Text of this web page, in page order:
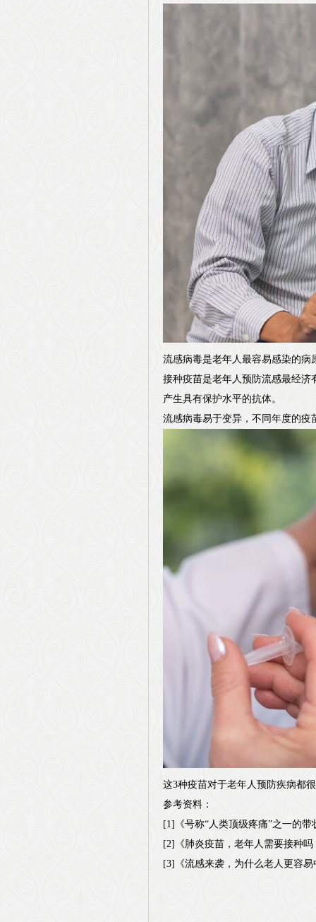
流感病毒是老年人最容易感染的病
接种疫苗是老年人预防流感最经济
产生具有保护水平的抗体。
流感病毒易于变异，不同年度的疫
这3种疫苗对于老年人预防疾病都
参考资料：
[1]《号称“人类顶级疼痛”之一的
[2]《肺炎疫苗，老年人需要接种
[3]《流感来袭，为什么老人更容